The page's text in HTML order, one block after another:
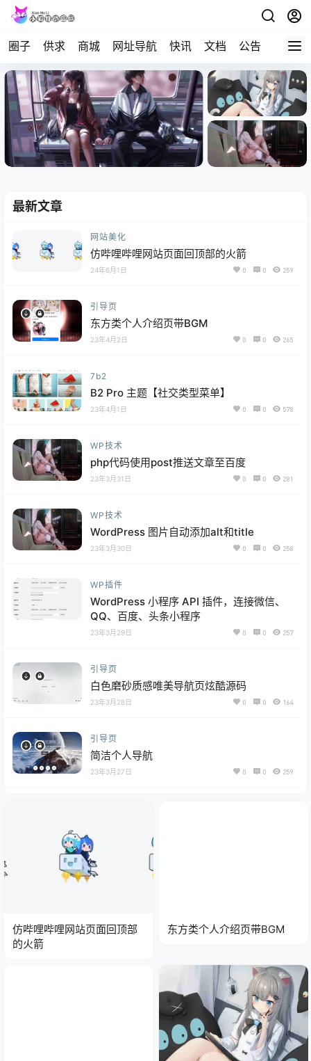
圈子 供求 商城 网址导航 快讯 文档 公告 问答
最新文章
网站美化
仿哔哩哔哩网站页面回顶部的火箭
24年6月1日 0 0 259
引导页
东方类个人介绍页带BGM
23年4月2日 0 0 265
7b2
B2 Pro 主题【社交类型菜单】
23年4月1日 0 0 578
WP技术
php代码使用post推送文章至百度
23年3月31日 0 0 281
WP技术
WordPress 图片自动添加alt和title
23年3月30日 0 0 258
WP插件
WordPress 小程序 API 插件，连接微信、
QQ、百度、头条小程序
23年3月29日 0 0 257
引导页
白色磨砂质感唯美导航页炫酷源码
23年3月28日 0 0 164
引导页
简洁个人导航
23年3月27日 0 0 259
仿哔哩哔哩网站页面回顶部
的火箭
东方类个人介绍页带BGM